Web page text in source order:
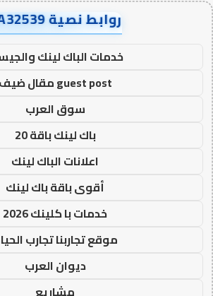
روابط نصية AA32539
خدمات الباك لينك
guest post مقال ضيف
سوق العرب
باك لينك باقة 20
اعلانات الباك لينك
أقوى باقة باك لينك
خدمات با كلينك 2026
موقع تجاربنا تجارب
ديوان العرب
مشاريع